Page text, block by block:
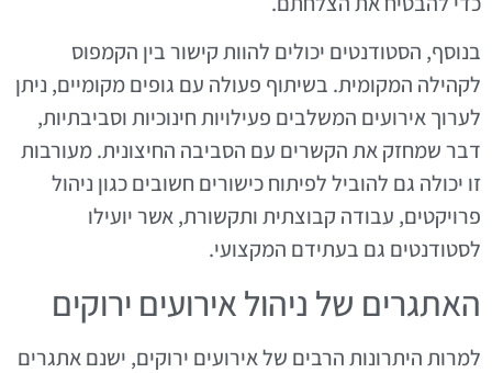
בנוסף, הסטודנטים יכולים להוות קישור בין הקמפוס
לקהילה המקומית. בשיתוף פעולה עם גופים מקומיים, ניתן
לערוך אירועים המשלבים פעילויות חינוכיות וסביבתיות,
דבר שמחזק את הקשרים עם הסביבה החיצונית. מעורבות
זו יכולה גם להוביל לפיתוח כישורים חשובים כגון ניהול
פרויקטים, עבודה קבוצתית ותקשורת, אשר יועילו
לסטודנטים גם בעתידם המקצועי.
האתגרים של ניהול אירועים ירוקים
למרות היתרונות הרבים של אירועים ירוקים, ישנם אתגרים